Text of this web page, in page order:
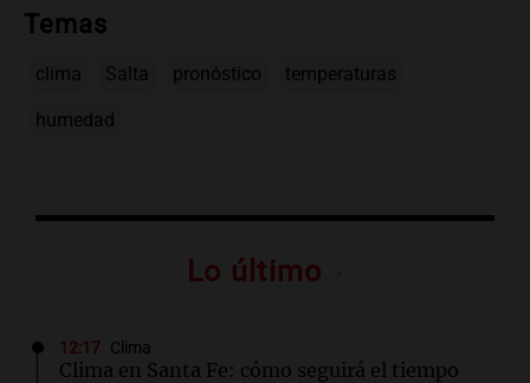
Temas
clima Salta pronóstico temperaturas
humedad
Lo último
12:17 Clima
Clima en Santa Fe: cómo seguirá el tiempo